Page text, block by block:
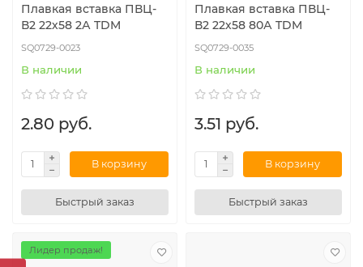
Плавкая вставка ПВЦ-
В2 22х58 2А TDM
SQ0729-0023
В наличии
2.80 руб.
В корзину
Быстрый заказ
Плавкая вставка ПВЦ-
В2 22х58 80А TDM
SQ0729-0035
В наличии
3.51 руб.
В корзину
Быстрый заказ
Лидер продаж!